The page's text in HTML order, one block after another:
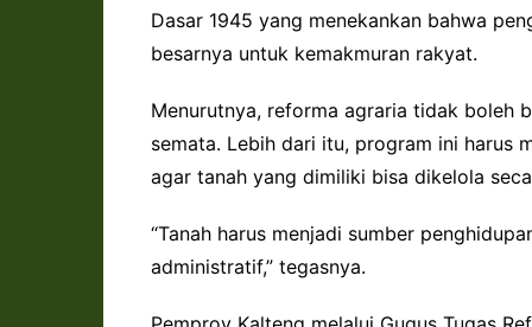
Dasar 1945 yang menekankan bahwa
besarnya untuk kemakmuran rakyat.
Menurutnya, reforma agraria tidak boleh
semata. Lebih dari itu, program ini harus
agar tanah yang dimiliki bisa dikelola
“Tanah harus menjadi sumber
administratif,” tegasnya.